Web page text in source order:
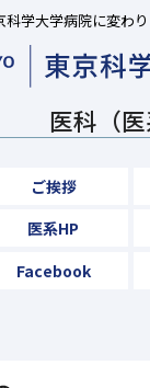
学大学病院に変わり
医科（医
ご挨拶
医系HP
Facebook